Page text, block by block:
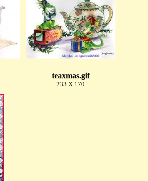
teaxmas.gif
233 X 170